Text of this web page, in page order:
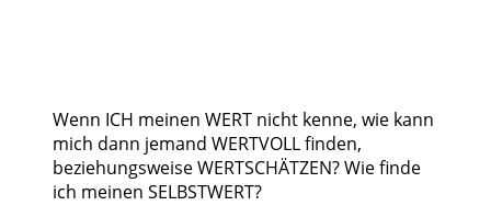
Wenn ICH meinen WERT nicht kenne, wie kann
mich dann jemand WERTVOLL finden,
beziehungsweise WERTSCHÄTZEN? Wie finde
ich meinen SELBSTWERT?